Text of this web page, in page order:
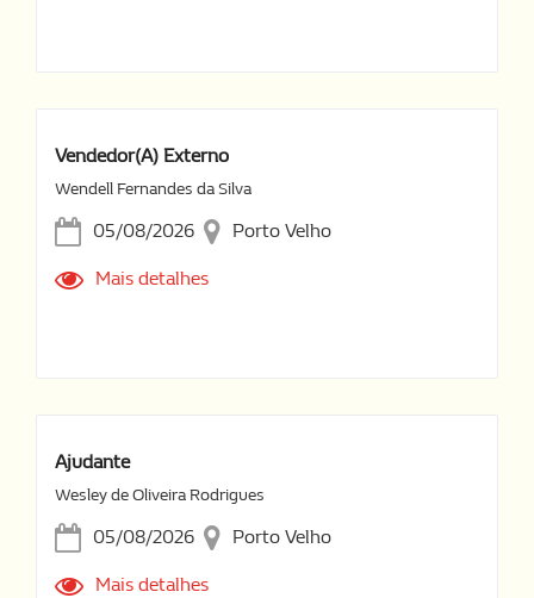
Vendedor(a) Externo
Wendell Fernandes da Silva
05/08/2026 Porto Velho
Mais detalhes
Ajudante
Wesley de Oliveira Rodrigues
05/08/2026 Porto Velho
Mais detalhes